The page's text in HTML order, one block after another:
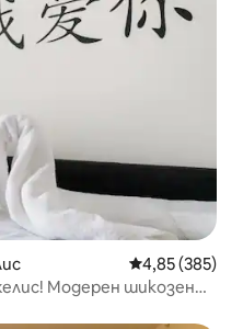
Средна
4,85 (385)
Модерен шикозен